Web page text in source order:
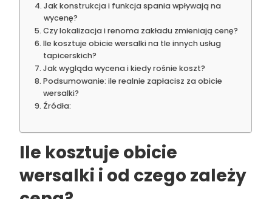
Jak konstrukcja i funkcja spania wpływają na
wycenę?
Czy lokalizacja i renoma zakładu zmieniają cenę?
Ile kosztuje obicie wersalki na tle innych usług
tapicerskich?
Jak wygląda wycena i kiedy rośnie koszt?
Podsumowanie: ile realnie zapłacisz za obicie
wersalki?
Źródła:
Ile kosztuje obicie
wersalki i od czego zależy